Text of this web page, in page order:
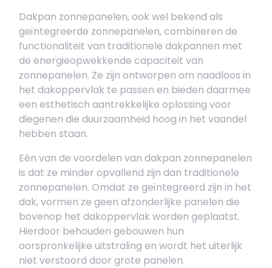
Dakpan zonnepanelen, ook wel bekend als
geïntegreerde zonnepanelen, combineren de
functionaliteit van traditionele dakpannen met
de energieopwekkende capaciteit van
zonnepanelen. Ze zijn ontworpen om naadloos in
het dakoppervlak te passen en bieden daarmee
een esthetisch aantrekkelijke oplossing voor
diegenen die duurzaamheid hoog in het vaandel
hebben staan.
Eén van de voordelen van dakpan zonnepanelen
is dat ze minder opvallend zijn dan traditionele
zonnepanelen. Omdat ze geïntegreerd zijn in het
dak, vormen ze geen afzonderlijke panelen die
bovenop het dakoppervlak worden geplaatst.
Hierdoor behouden gebouwen hun
oorspronkelijke uitstraling en wordt het uiterlijk
niet verstoord door grote panelen.